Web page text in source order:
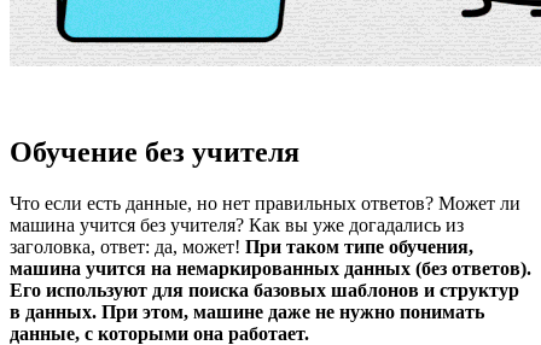
Обучение без учителя
Что если есть данные, но нет правильных ответов? Может ли
машина учится без учителя? Как вы уже догадались из
заголовка, ответ: да, может! При таком типе обучения,
машина учится на немаркированных данных (без ответов).
Его используют для поиска базовых шаблонов и структур
в данных. При этом, машине даже не нужно понимать
данные, с которыми она работает.